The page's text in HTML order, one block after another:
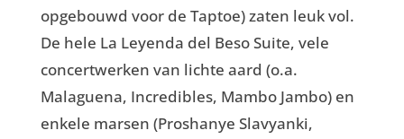
opgebouwd voor de Taptoe) zaten leuk vol.
De hele La Leyenda del Beso Suite, vele
concertwerken van lichte aard (o.a.
Malaguena, Incredibles, Mambo Jambo) en
enkele marsen (Proshanye Slavyanki,